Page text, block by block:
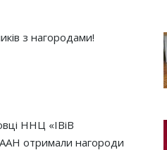
з нагородами!
ННЦ «ІВіВ
отримали нагороди